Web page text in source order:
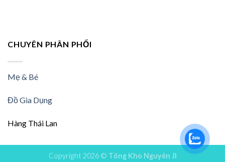
CHUYÊN PHÂN PHỐI
Mẹ & Bé
Đồ Gia Dụng
Hàng Thái Lan
Copyright 2026 © Tổng Kho Nguyên JI